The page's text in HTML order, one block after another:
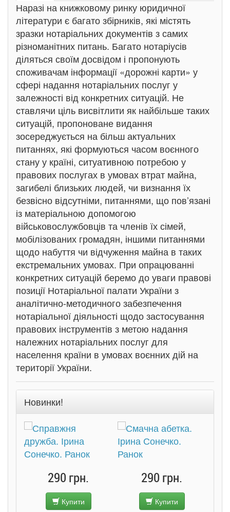
Наразі на книжковому ринку юридичної
літератури є багато збірників, які містять
зразки нотаріальних документів з самих
різноманітних питань. Багато нотаріусів
діляться своїм досвідом і пропонують
споживачам інформації «дорожні карти» у
сфері надання нотаріальних послуг у
залежності від конкретних ситуацій. Не
ставлячи ціль висвітлити як найбільше таких
ситуацій, пропоноване видання
зосереджується на більш актуальних
питаннях, які формуються часом воєнного
стану у країні, ситуативною потребою у
правових послугах в умовах втрат майна,
загибелі близьких людей, чи визнання їх
безвісно відсутніми, питаннями, що пов’язані
із матеріальною допомогою
військовослужбовців та членів їх сімей,
мобілізованих громадян, іншими питаннями
щодо набуття чи відчуження майна в таких
екстремальних умовах. При опрацюванні
конкретних ситуацій беремо до уваги правові
позиції Нотаріальної палати України з
аналітично-методичного забезпечення
нотаріальної діяльності щодо застосування
правових інструментів з метою надання
належних нотаріальних послуг для
населення країни в умовах воєнних дій на
території України.
Новинки!
290 грн.
Купити
290 грн.
Купити